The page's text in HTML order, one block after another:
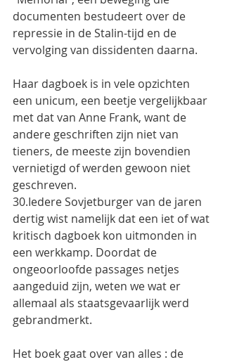
documenten bestudeert over de
repressie in de Stalin-tijd en de
vervolging van dissidenten daarna.
Haar dagboek is in vele opzichten
een unicum, een beetje vergelijkbaar
met dat van Anne Frank, want de
andere geschriften zijn niet van
tieners, de meeste zijn bovendien
vernietigd of werden gewoon niet
geschreven.
30.Iedere Sovjetburger van de jaren
dertig wist namelijk dat een iet of wat
kritisch dagboek kon uitmonden in
een werkkamp. Doordat de
ongeoorloofde passages netjes
aangeduid zijn, weten we wat er
allemaal als staatsgevaarlijk werd
gebrandmerkt.
Het boek gaat over van alles : de